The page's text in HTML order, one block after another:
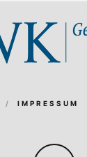
IMPRESSUM